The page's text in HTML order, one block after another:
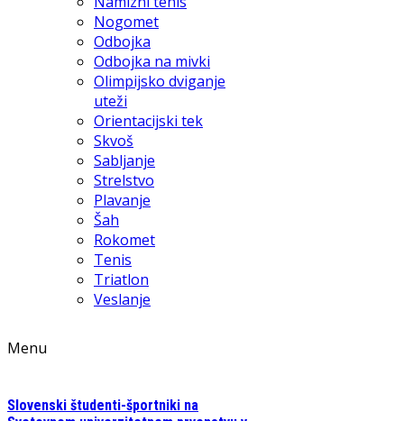
Nogomet
Odbojka
Odbojka na mivki
Olimpijsko dviganje
uteži
Orientacijski tek
Skvoš
Sabljanje
Strelstvo
Plavanje
Šah
Rokomet
Tenis
Triatlon
Veslanje
Menu
Slovenski študenti-športniki na